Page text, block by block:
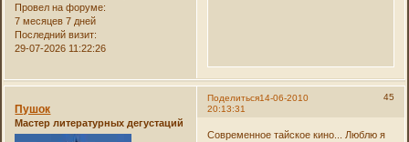
Провел на форуме:
7 месяцев 7 дней
Последний визит:
29-07-2026 11:22:26
Поделиться 45
14-06-2010
20:13:31
Пушок
Мастер литературных дегустаций
Современное тайское кино... Люблю я